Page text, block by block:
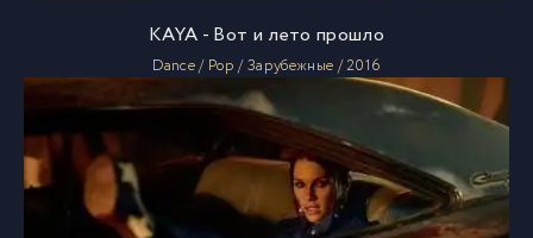
KAYA - Вот и лето прошло
Dance / Pop / Зарубежные / 2016